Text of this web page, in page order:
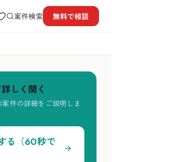
案件検索 無料で相談
しく聞く
件の詳細をご説明しま
る（60秒で